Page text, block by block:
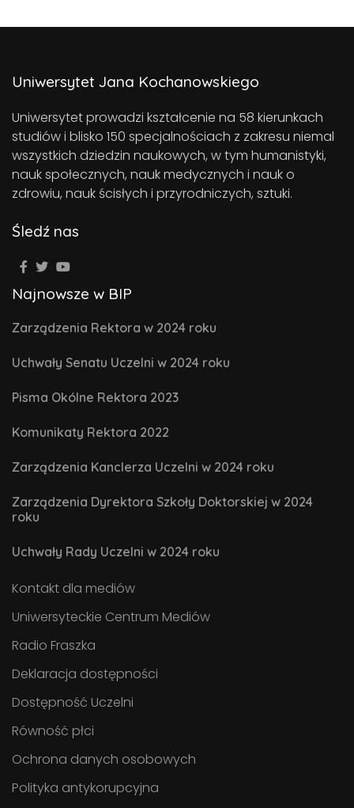
Uniwersytet Jana Kochanowskiego
Uniwersytet prowadzi kształcenie na 58 kierunkach
studiów i blisko 150 specjalnościach z zakresu niemal
wszystkich dziedzin naukowych, w tym humanistyki,
nauk społecznych, nauk medycznych i nauk o
zdrowiu, nauk ścisłych i przyrodniczych, sztuki.
Śledź nas
Najnowsze w BIP
Zarządzenia Rektora w 2024 roku
Uchwały Senatu Uczelni w 2024 roku
Pisma Okólne Rektora 2023
Komunikaty Rektora 2022
Zarządzenia Kanclerza Uczelni w 2024 roku
Zarządzenia Dyrektora Szkoły Doktorskiej w 2024
roku
Uchwały Rady Uczelni w 2024 roku
Kontakt dla mediów
Uniwersyteckie Centrum Mediów
Radio Fraszka
Deklaracja dostępności
Dostępność Uczelni
Równość płci
Ochrona danych osobowych
Polityka antykorupcyjna